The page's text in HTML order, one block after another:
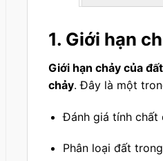
1. Giới hạn
Giới hạn chảy của đất
chảy. Đây là một
Đánh giá tính chất
Phân loại đất